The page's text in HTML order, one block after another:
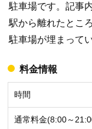
駐車場です。記事
駅から離れたとこ
駐車場が埋まって
料金情報
時間
通常料金(8:00～